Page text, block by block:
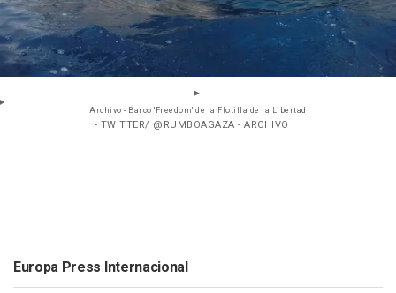
Archivo - Barco 'Freedom' de la Flotilla de la Libertad
- TWITTER/ @RUMBOAGAZA - ARCHIVO
Europa Press Internacional